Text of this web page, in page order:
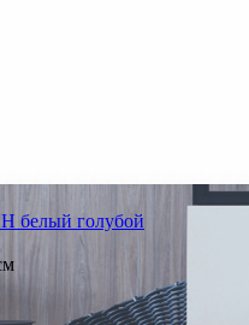
белый голубой